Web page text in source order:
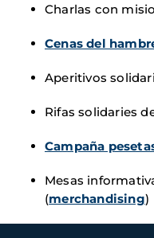
Charlas con
Cenas del
Aperitivos
Rifas solidaries
Campaña
Mesas
(merchandising)